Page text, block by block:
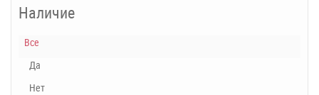
Наличие
Все
Да
Нет